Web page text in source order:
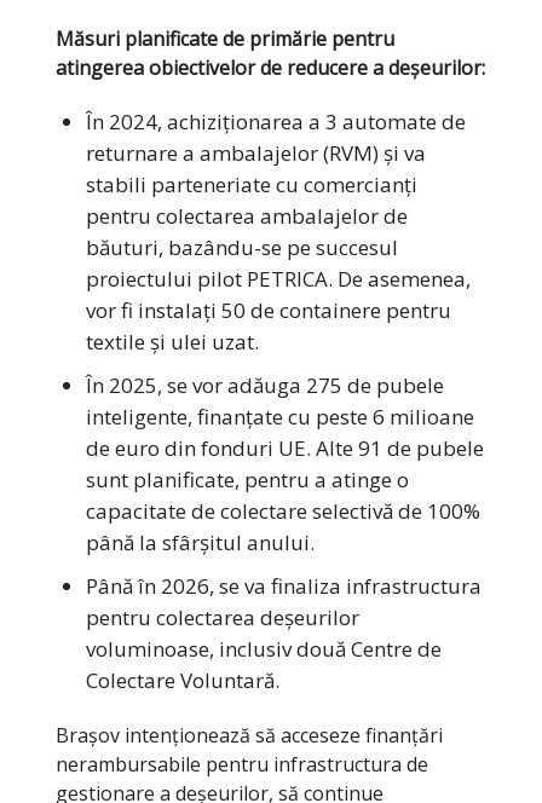
Măsuri planificate de primărie pentru
atingerea obiectivelor de reducere a deșeurilor:
În 2024, achiziționarea a 3 automate de
returnare a ambalajelor (RVM) și va
stabili parteneriate cu comercianți
pentru colectarea ambalajelor de
băuturi, bazându-se pe succesul
proiectului pilot PETRICA. De asemenea,
vor fi instalați 50 de containere pentru
textile și ulei uzat.
În 2025, se vor adăuga 275 de pubele
inteligente, finanțate cu peste 6 milioane
de euro din fonduri UE. Alte 91 de pubele
sunt planificate, pentru a atinge o
capacitate de colectare selectivă de 100%
până la sfârșitul anului.
Până în 2026, se va finaliza infrastructura
pentru colectarea deșeurilor
voluminoase, inclusiv două Centre de
Colectare Voluntară.
Brașov intenționează să acceseze finanțări
nerambursabile pentru infrastructura de
gestionare a deșeurilor, să continue